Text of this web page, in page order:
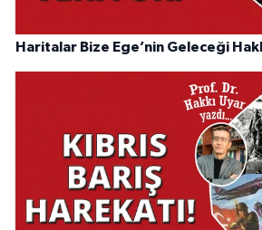
Haritalar Bize Ege’nin Geleceği